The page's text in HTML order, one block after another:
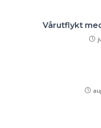
Vårutflykt